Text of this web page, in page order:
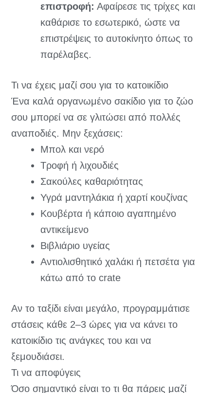
επιστροφή: Αφαίρεσε τις τρίχες και
καθάρισε το εσωτερικό, ώστε να
επιστρέψεις το αυτοκίνητο όπως το
παρέλαβες.
Τι να έχεις μαζί σου για το κατοικίδιο
Ένα καλά οργανωμένο σακίδιο για το ζώο
σου μπορεί να σε γλιτώσει από πολλές
αναποδιές. Μην ξεχάσεις:
Μπολ και νερό
Τροφή ή λιχουδιές
Σακούλες καθαριότητας
Υγρά μαντηλάκια ή χαρτί κουζίνας
Κουβέρτα ή κάποιο αγαπημένο
αντικείμενο
Βιβλιάριο υγείας
Αντιολισθητικό χαλάκι ή πετσέτα για
κάτω από το crate
Αν το ταξίδι είναι μεγάλο, προγραμμάτισε
στάσεις κάθε 2–3 ώρες για να κάνει το
κατοικίδιο τις ανάγκες του και να
ξεμουδιάσει.
Τι να αποφύγεις
Όσο σημαντικό είναι το τι θα πάρεις μαζί